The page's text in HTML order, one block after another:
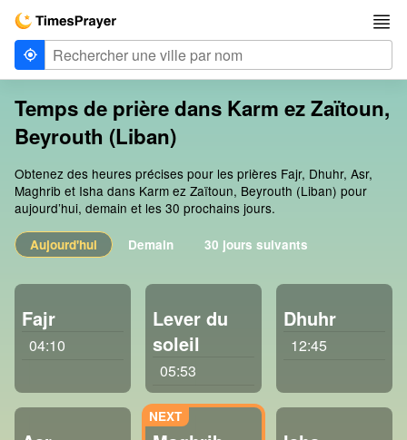
Temps de prière dans Karm ez Zaïtoun,
Beyrouth (Liban)
Obtenez des heures précises pour les prières Fajr, Dhuhr, Asr,
Maghrib et Isha dans Karm ez Zaïtoun, Beyrouth (Liban) pour
aujourd’hui, demain et les 30 prochains jours.
Aujourd'hui Demain 30 jours suivants
Fajr
04:10
Lever du
soleil
05:53
Dhuhr
12:45